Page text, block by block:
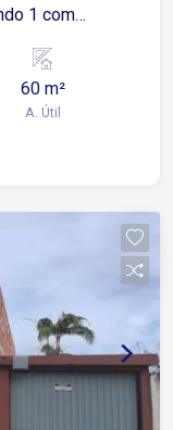
de
fluxo de
de
conforto e
operação.
60 m²
A. Útil